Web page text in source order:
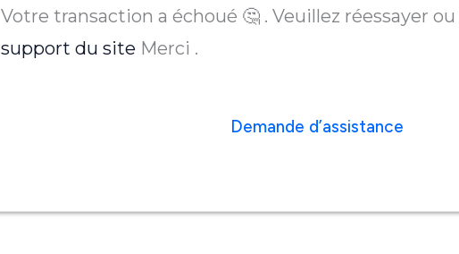
Votre transaction a échoué 🤔 . Veuillez réessayer ou
support du site Merci .
Demande d’assistance